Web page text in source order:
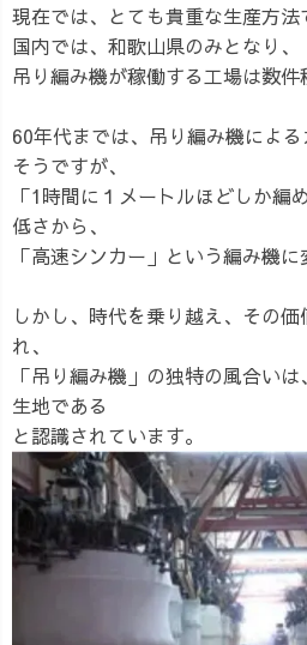
現在では、とても貴重な生産方法
国内では、和歌山県のみとなり、
吊り編み機が稼働する工場は数件
60年代までは、吊り編み機によ
そうですが、
「1時間に１メートルほどしか編
低さから、
「高速シンカー」という編み機に
しかし、時代を乗り越え、その
れ、
「吊り編み機」の独特の風合い
生地である
と認識されています。